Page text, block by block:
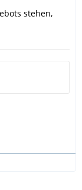
stehen,